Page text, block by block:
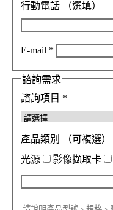
行動電話 （選填）
E-mail *
諮詢需求
諮詢項目 *
產品類別 （可複選）
光源
影像擷取卡